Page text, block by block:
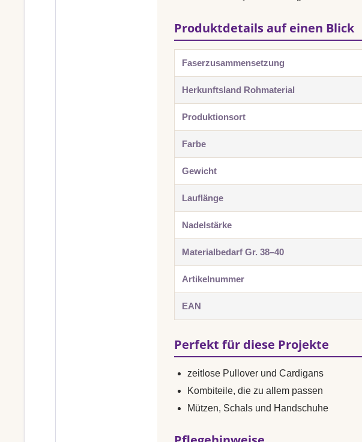
Produktdetails auf einen Blick
Faserzusammensetzung
Herkunftsland Rohmaterial
Produktionsort
Farbe
Gewicht
Lauflänge
Nadelstärke
Materialbedarf Gr. 38–40
Artikelnummer
EAN
Perfekt für diese Projekte
zeitlose Pullover und Cardigans
Kombiteile, die zu allem passen
Mützen, Schals und Handschuhe